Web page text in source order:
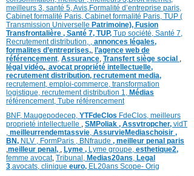
meilleurs 3, santé 5,Avis,Formalité d’entreprise paris,
Cabinet formalité Paris, Cabinet formalité Paris, TUP (
Transmission Universelle Patrimoine), Fusion
Transfrontalière , Santé 7, TUP, Tup société, Santé 7,
Recrutement distribution, , annonces légales,
formalites d’entreprises,, l’agence web de
référencement, Assurance, Transfert siège social ,
légal vidéo,, avocat propriété intellectuelle,
recrutement distribution, recrutement media,
recrutement, emploi-commerce, transformation
logistique, recrutement distribution 1, Médias
référencement, Tube référencement
BNF, Maugepodecep, YTFdeClos FdeClos, meilleurs
proprieté intellectuelle , SMPoliak , Assvtropcher, vidT
, meilleurrendemtassvie, AssurvieMediaschoisir ,
BN, NLV , FormParis , BNfraude , meilleur penal paris
,meilleur penal, , Lyme , Lyme groupe, esthetique2,
femme avocat, Tribunal, Medias20ans, Legal
3,avocats, clinique euro, EL20ans Scope- Orig